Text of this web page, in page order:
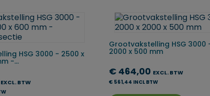
HSG 3000 - 2500 x
-...
EXCL. BTW
Grootvakstelling HSG 3000
2000 x 500 mm
€ 464,00 EXCL. BTW
€ 561,44 INCL BTW